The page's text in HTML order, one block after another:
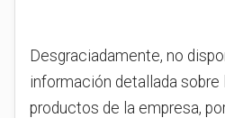
Desgraciadamente, no
información detallada sobre
productos de la empresa,